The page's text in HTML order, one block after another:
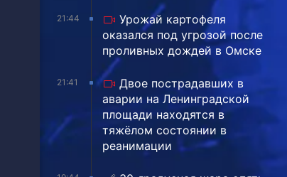
21:44
Урожай картофеля
оказался под угрозой после
проливных дождей в Омске
21:41
Двое пострадавших в
аварии на Ленинградской
площади находятся в
тяжёлом состоянии в
реанимации